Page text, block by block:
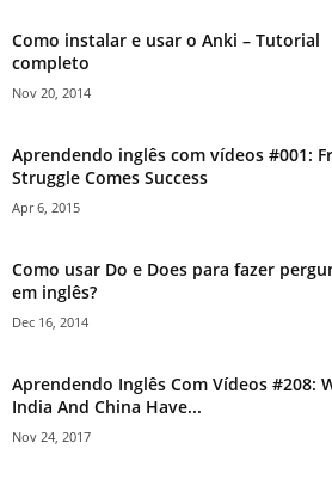
Como instalar e usar o Anki – Tutorial
completo
Nov 20, 2014
Aprendendo inglês com vídeos #001:
Struggle Comes Success
Apr 6, 2015
Como usar Do e Does para fazer
em inglês?
Dec 16, 2014
Aprendendo Inglês Com Vídeos #208:
India And China Have...
Nov 24, 2017